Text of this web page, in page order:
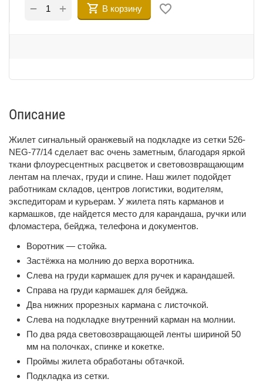
+
− В корзину
Описание
Жилет сигнальный оранжевый на подкладке из сетки 526-
NEG-77/14 сделает вас очень заметным, благодаря яркой
ткани флоуресцентных расцветок и световозвращающим
лентам на плечах, груди и спине. Наш жилет подойдет
работникам складов, центров логистики, водителям,
экспедиторам и курьерам. У жилета пять карманов и
кармашков, где найдется место для карандаша, ручки или
фломастера, бейджа, телефона и документов.
Воротник — стойка.
Застёжка на молнию до верха воротника.
Слева на груди кармашек для ручек и карандашей.
Справа на груди кармашек для бейджа.
Два нижних прорезных кармана с листочкой.
Слева на подкладке внутренний карман на молнии.
По два ряда световозвращающей ленты шириной 50
мм на полочках, спинке и кокетке.
Проймы жилета обработаны обтачкой.
Подкладка из сетки.